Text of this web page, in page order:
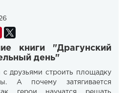
книги "Драгунский
день"
друзьями строить площадку
А почему затягивается